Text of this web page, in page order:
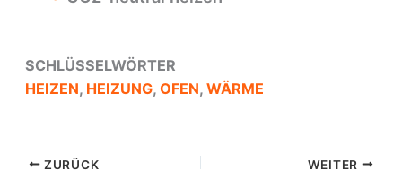
SCHLÜSSELWÖRTER
HEIZEN, HEIZUNG,OFEN,WÄRME
ZURÜCK WEITER